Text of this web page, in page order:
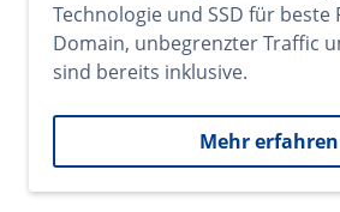
Technologie und SSD für beste
Domain, unbegrenzter Traffic
sind bereits inklusive.
Mehr erfahren